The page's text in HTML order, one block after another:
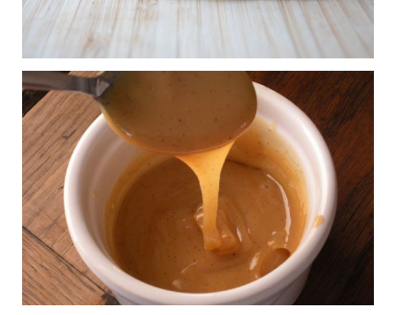
Cookies banane-
chocolat
Publié le 22/06/2015 à 17:27
Crêpes